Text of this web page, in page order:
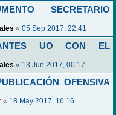
SECRETARIO
« 05 Sep 2017, 22:41
UO CON EL
« 13 Jun 2017, 00:17
OFENSIVA
« 18 May 2017, 16:16